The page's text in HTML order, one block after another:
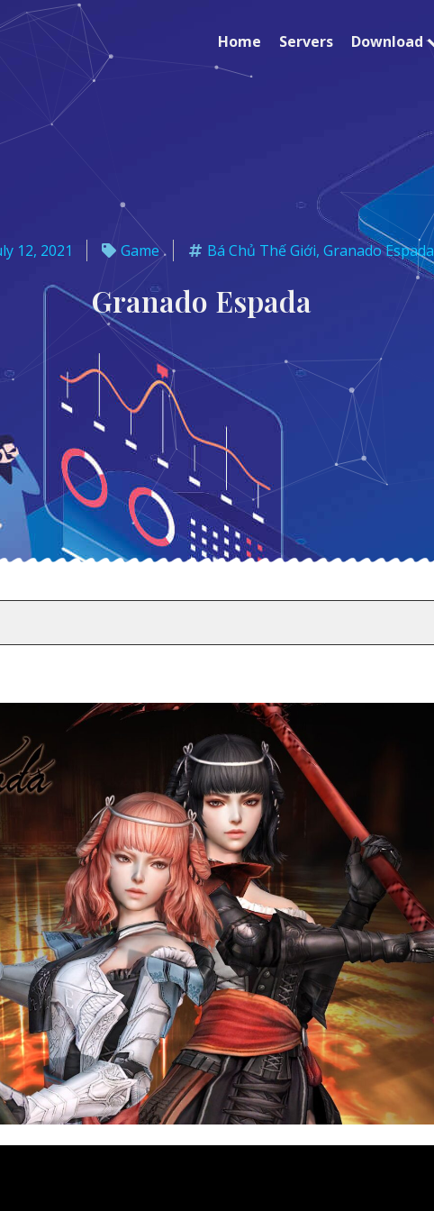
Home Servers Download
12, 2021 Game Bá Chủ Thế Giới, Granado Espada
Granado Espada